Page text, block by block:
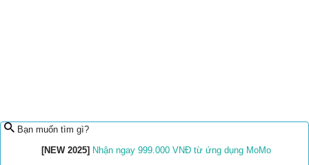
Bạn muốn tìm gì?
[NEW 2025] Nhận ngay 999.000 VNĐ từ ứng dụng MoMo